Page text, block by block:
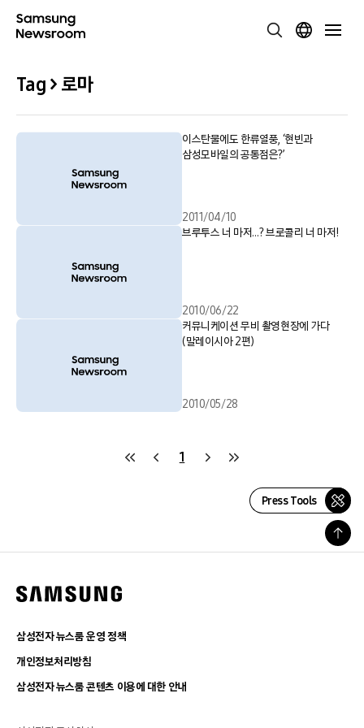
Tag > 로마
이스탄불에도 한류열풍, ‘현빈과
삼성모바일의 공통점은?’
2011/04/10
브루투스 너 마저…? 브로콜리 너 마저!
2010/06/22
커뮤니케이션 무비 촬영현장에 가다
(말레이시아 2편)
2010/05/28
1
Press Tools
삼성전자 뉴스룸 운영 정책
개인정보처리방침
삼성전자 뉴스룸 콘텐츠 이용에 대한 안내